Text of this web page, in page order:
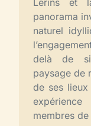
Lérins et
panorama
naturel
delà de
paysage de
de ses
membres